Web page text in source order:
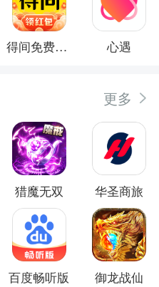
得间免费小说 心遇
更多
猎魔无双 华圣商旅
百度畅听版 御龙战仙